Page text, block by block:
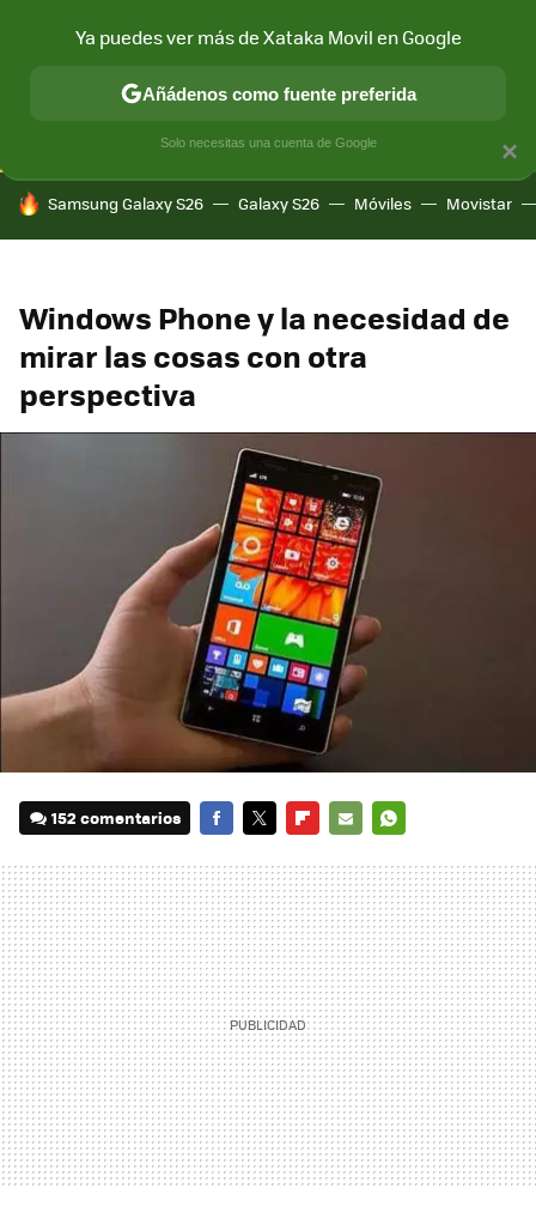
CONECTIVIDAD MÓVIL Y SOCIEDAD APLICACIONES
HOY SE HABLA DE
Samsung Galaxy S26 Galaxy S26 Móviles Movistar
Windows Phone y la necesidad de
mirar las cosas con otra
perspectiva
152 comentarios
MAIL
×
Ya puedes ver más de Xataka Movil en Google
Añádenos como fuente preferida
Solo necesitas una cuenta de Google